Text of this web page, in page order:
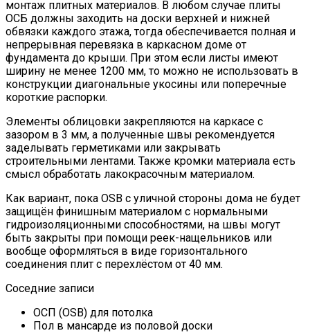
монтаж плитных материалов. В любом случае плиты
ОСБ должны заходить на доски верхней и нижней
обвязки каждого этажа, тогда обеспечивается полная и
непрерывная перевязка в каркасном доме от
фундамента до крыши. При этом если листы имеют
ширину не менее 1200 мм, то можно не использовать в
конструкции диагональные укосины или поперечные
короткие распорки.
Элементы облицовки закрепляются на каркасе с
зазором в 3 мм, а полученные швы рекомендуется
заделывать герметиками или закрывать
строительными лентами. Также кромки материала есть
смысл обработать лакокрасочным материалом.
Как вариант, пока OSB с уличной стороны дома не будет
защищён финишным материалом с нормальными
гидроизоляционными способностями, на швы могут
быть закрыты при помощи реек-нащельников или
вообще оформляться в виде горизонтального
соединения плит с перехлёстом от 40 мм.
Соседние записи
ОСП (OSB) для потолка
Пол в мансарде из половой доски